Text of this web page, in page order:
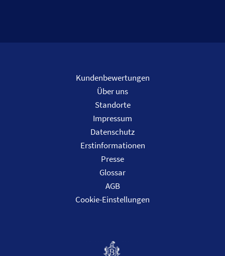
Kundenbewertungen
Über uns
Standorte
Impressum
Datenschutz
Erstinformationen
Presse
Glossar
AGB
Cookie-Einstellungen